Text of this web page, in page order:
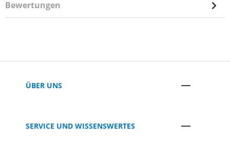
Bewertungen
ÜBER UNS
SERVICE UND WISSENSWERTES